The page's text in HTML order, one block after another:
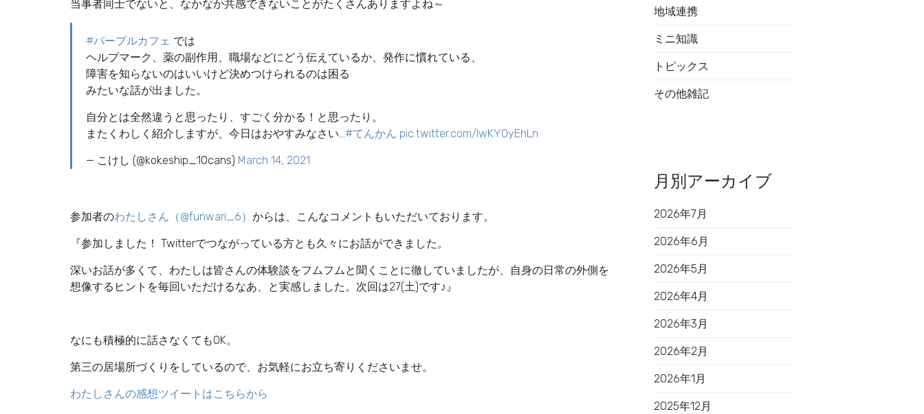
当事者同士でないと、なかなか共感できないことがたくさんありますよね～
#パープルカフェ では
ヘルプマーク、薬の副作用、職場などにどう伝えているか、発作に慣れている、
障害を知らないのはいいけど決めつけられるのは困る
みたいな話が出ました。
自分とは全然違うと思ったり、すごく分かる！と思ったり。
またくわしく紹介しますが、今日はおやすみなさい…#てんかん pic.twitter.com/lwKY0yEhLn
— こけし (@kokeship_10cans) March 14, 2021
参加者のわたしさん（@funwari_6） からは、こんなコメントもいただいております。
『参加しました！ Twitterでつながっている方とも久々にお話ができました。
深いお話が多くて、わたしは皆さんの体験談をフムフムと聞くことに徹していましたが、自身の日常の外側を
想像するヒントを毎回いただけるなあ、と実感しました。次回は27(土)です♪』
なにも積極的に話さなくてもOK。
第三の居場所づくりをしているので、お気軽にお立ち寄りくださいませ。
わたしさんの感想ツイートはこちらから
地域連携
ミニ知識
トピックス
その他雑記
月別アーカイブ
2026年7月
2026年6月
2026年5月
2026年4月
2026年3月
2026年2月
2026年1月
2025年12月